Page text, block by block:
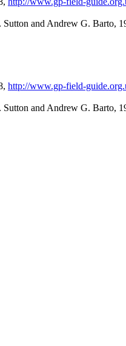
and Andrew G. Barto,
http://www.gp-field-
and Andrew G. Barto,